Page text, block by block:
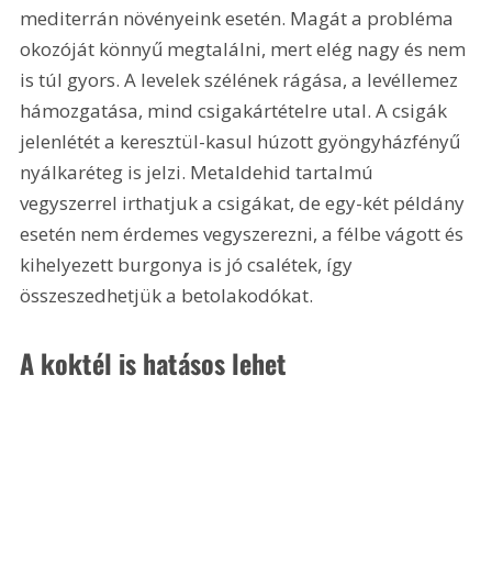
mediterrán növényeink esetén. Magát a probléma
okozóját könnyű megtalálni, mert elég nagy és nem
is túl gyors. A levelek szélének rágása, a levéllemez
hámozgatása, mind csigakártételre utal. A csigák
jelenlétét a keresztül-kasul húzott gyöngyházfényű
nyálkaréteg is jelzi. Metaldehid tartalmú
vegyszerrel irthatjuk a csigákat, de egy-két példány
esetén nem érdemes vegyszerezni, a félbe vágott és
kihelyezett burgonya is jó csalétek, így
összeszedhetjük a betolakodókat.
A koktél is hatásos lehet